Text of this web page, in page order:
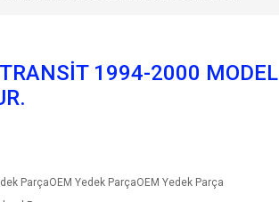
1994-2000 MODEL
ParçaOEM Yedek ParçaOEM Yedek Parça